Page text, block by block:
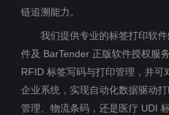
链追溯能力。
我们提供专业的标签打印软
件及 BarTender 正版软件授权服
RFID 标签写码与打印管理，并可
企业系统，实现自动化数据驱动
管理、物流条码，还是医疗 UDI